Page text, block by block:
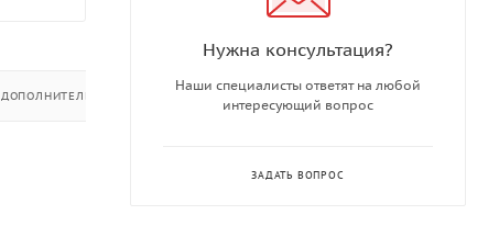
ДОПОЛНИТЕЛЬНО
Нужна консультация?
Наши специалисты ответят на любой
интересующий вопрос
ЗАДАТЬ ВОПРОС